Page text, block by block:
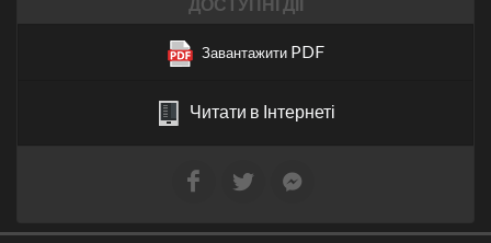
ЗавантажитиPDF
Читати в Інтернеті